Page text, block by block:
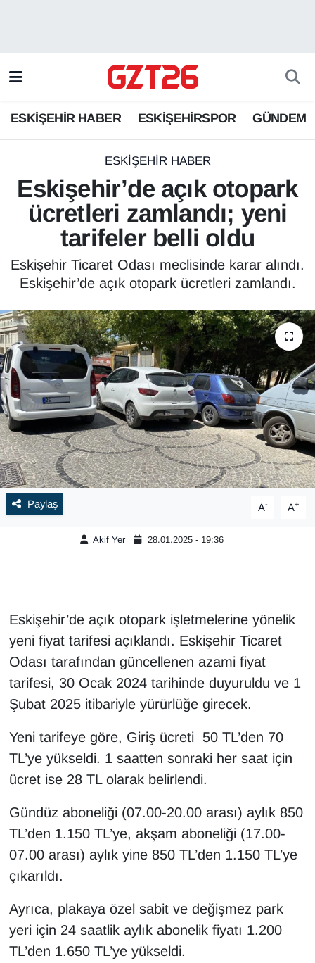
ESKİŞEHİR HABER ESKİŞEHİRSPOR GÜNDEM
ESKİŞEHİR HABER
Eskişehir’de açık otopark
ücretleri zamlandı; yeni
tarifeler belli oldu
Eskişehir Ticaret Odası meclisinde karar alındı.
Eskişehir’de açık otopark ücretleri zamlandı.
Paylaş A- A+
Akif Yer 28.01.2025 - 19:36
Eskişehir’de açık otopark işletmelerine yönelik
yeni fiyat tarifesi açıklandı. Eskişehir Ticaret
Odası tarafından güncellenen azami fiyat
tarifesi, 30 Ocak 2024 tarihinde duyuruldu ve 1
Şubat 2025 itibariyle yürürlüğe girecek.
Yeni tarifeye göre, Giriş ücreti 50 TL’den 70
TL’ye yükseldi. 1 saatten sonraki her saat için
ücret ise 28 TL olarak belirlendi.
Gündüz aboneliği (07.00-20.00 arası) aylık 850
TL’den 1.150 TL’ye, akşam aboneliği (17.00-
07.00 arası) aylık yine 850 TL’den 1.150 TL’ye
çıkarıldı.
Ayrıca, plakaya özel sabit ve değişmez park
yeri için 24 saatlik aylık abonelik fiyatı 1.200
TL’den 1.650 TL’ye yükseldi.
ESKİŞEHİRSPOR
GÜNDEM
Odunpazarı Trafik Yoğunluk Haritası
Süper Lig Puan Durumu ve Fikstür
Tüm Manşetler
Son Dakika Haberleri
Haber Arşivi